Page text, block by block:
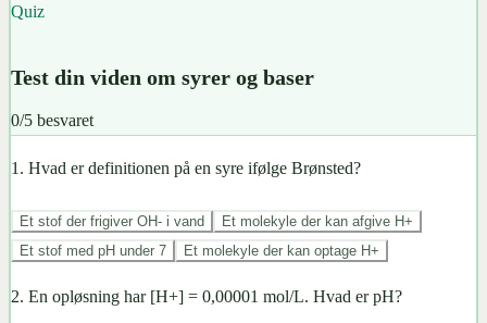
Quiz
Test din viden om syrer og baser
0/5 besvaret
1 . Hvad er definitionen på en syre ifølge Brønsted?
Et stof der frigiver OH- i vand
Et molekyle der kan afgive H+
Et stof med pH under 7
Et molekyle der kan optage H+
2. En opløsning har [H+] = 0,00001 mol/L. Hvad er pH?